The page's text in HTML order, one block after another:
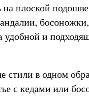
плоской
удобной и
стили в одном
с кедами или